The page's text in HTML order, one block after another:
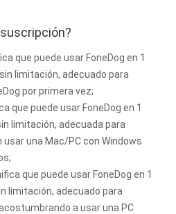
que puede usar FoneDog en 1
limitación, adecuado para
por primera vez;
que puede usar FoneDog en 1
limitación, adecuada para
una Mac/PC con Windows
que puede usar FoneDog en 1
limitación, adecuado para
a usar una PC